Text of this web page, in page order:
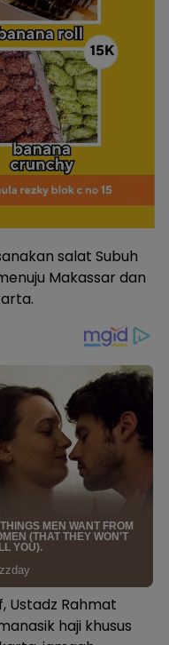
salat Subuh
Makassar dan
Ustadz Rahmat
haji khusus